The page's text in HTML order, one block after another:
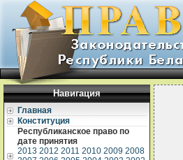
Навигация
Главная
Конституция
Республиканское право по
дате принятия
2013 2012 2011 2010 2009 2008